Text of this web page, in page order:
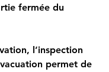
fermée du
l’inspection
permet de